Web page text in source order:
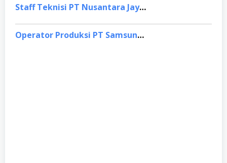
Staff Teknisi PT Nusantara Jaya Teknologi, Jakarta Pusat
Operator Produksi PT Samsung Electronics Indonesia, Cianjur